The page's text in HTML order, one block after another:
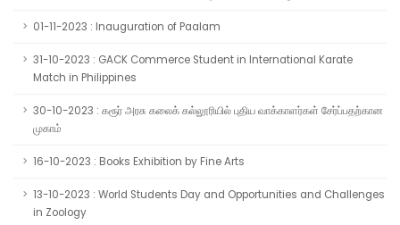
01-11-2023 : Inauguration of Paalam
31-10-2023 : GACK Commerce Student in International Karate
Match in Philippines
30-10-2023 : கரூர் அரசு கலைக் கல்லூரியில் புதிய வாக்காளர்கள் சேர்ப்பதற்கான
முகாம்
16-10-2023 : Books Exhibition by Fine Arts
13-10-2023 : World Students Day and Opportunities and Challenges
in Zoology